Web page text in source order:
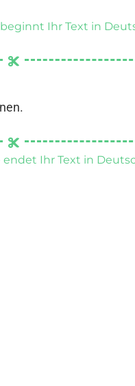
Ihr Text in
endet Ihr Text in